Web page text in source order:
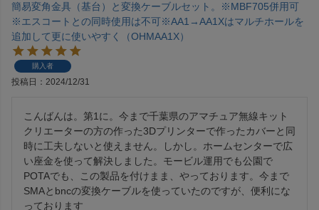
簡易変角金具（基台）と変換ケーブルセット。※MBF705併用可
※エスコートとの同時使用は不可※AA1→AA1Xはマルチホールを
追加して更に使いやすく（OHMAA1X）
購入者
投稿日 2024/12/31
こんばんは。第1に。今まで千葉県のアマチュア無線キット
クリエーターの方の作った3Dプリンターで作ったカバーと同
時に工夫しないと使えません。しかし。ホームセンターで広
い座金を使って解決しました。モービル運用でも公園で
POTAでも、この製品を付けまま、やっております。今まで
SMAとbncの変換ケーブルを使っていたのですが、便利にな
っております